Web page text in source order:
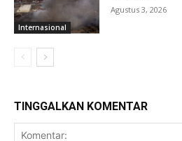
Internasional
Agustus 3, 2026
TINGGALKAN KOMENTAR